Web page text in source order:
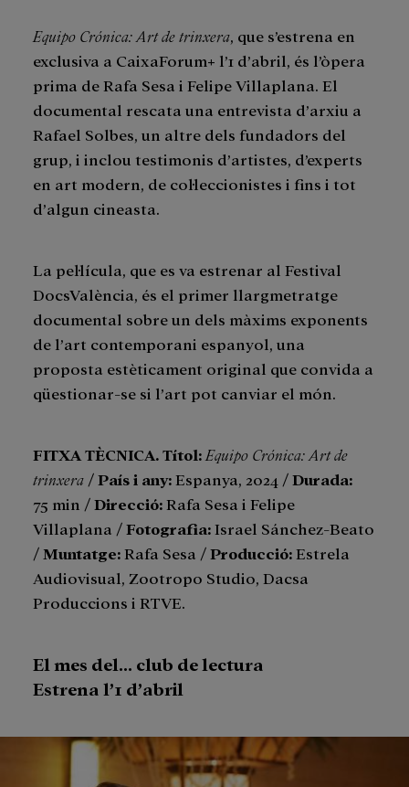
Equipo Crónica: Art de trinxera , que s’estrena en
exclusiva a CaixaForum+ l’1 d’abril, és l’òpera
prima de Rafa Sesa i Felipe Villaplana. El
documental rescata una entrevista d’arxiu a
Rafael Solbes, un altre dels fundadors del
grup, i inclou testimonis d’artistes, d’experts
en art modern, de col·leccionistes i fins i tot
d’algun cineasta.
La pel·lícula, que es va estrenar al Festival
DocsValència, és el primer llargmetratge
documental sobre un dels màxims exponents
de l’art contemporani espanyol, una
proposta estèticament original que convida a
qüestionar-se si l’art pot canviar el món.
FITXA TÈCNICA. Títol: Equipo Crónica: Art de
trinxera /País i any:Espanya, 2024 /Durada:
75 min /Direcció:Rafa Sesa i Felipe
Villaplana /Fotografia:Israel Sánchez-Beato
/ Muntatge:Rafa Sesa /Producció:Estrela
Audiovisual, Zootropo Studio, Dacsa
Produccions i RTVE.
El mes del… club de lectura
Estrena l’1 d’abril